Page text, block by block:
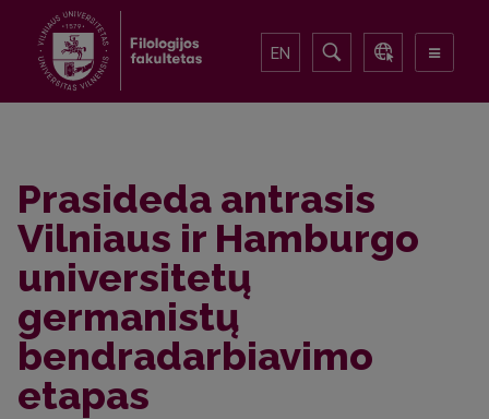
EN
Prasideda antrasis
Vilniaus ir Hamburgo
universitetų
germanistų
bendradarbiavimo
etapas